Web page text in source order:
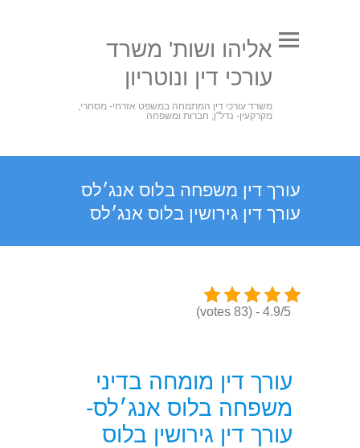
אליהו ושות' משרד
עורכי דין ונוטריון
משרד עורכי דין המתמחה במשפט אזרחי- מסחרי,
מקרקעין- נדל"ן, חברות ומשפחה
עורך דין משפחה בלוס אנג׳לס
עורך דין גירושין בלוס אנג׳לס
4.9/5 - (83 votes)
עורך דין מומחה בדיני
משפחה בלוס אנג׳לס-
עורך דין גירושין בלוס